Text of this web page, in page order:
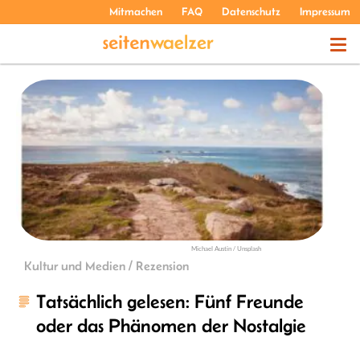
Mitmachen FAQ Datenschutz Impressum
PODCASTS
ÜBER UNS
Michael Austin / Unsplash
Kultur und Medien / Rezension
Tatsächlich gelesen: Fünf Freunde
oder das Phänomen der Nostalgie